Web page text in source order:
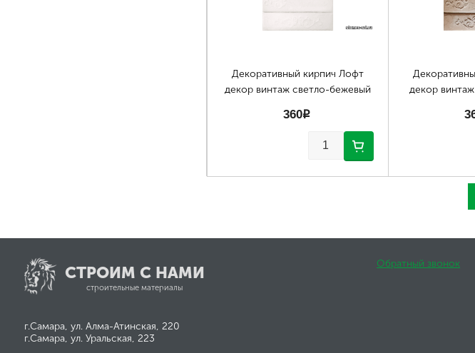
Декоративный кирпич Лофт
декор винтаж светло-бежевый
360p
декор
СТРОИМ С НАМИ
строительные материалы
г.Самара, ул. Алма-Атинская, 220
г.Самара, ул. Уральская, 223
Обратный звонок